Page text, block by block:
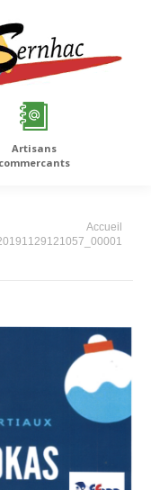
Artisans
commercants
ici :
Accueil